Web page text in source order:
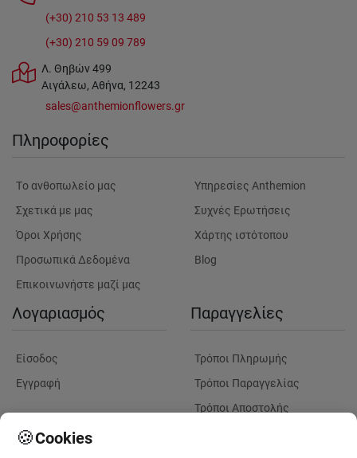
(+30) 210 53 13 489
(+30) 210 59 09 789
Λ. Θηβών 499
Αιγάλεω, Αθήνα, 12243
sales@anthemionflowers.gr
Πληροφορίες
Tο ανθοπωλείο μας
Σχετικά με μας
Όροι Χρήσης
Προσωπικά Δεδομένα
Επικοινωνήστε μαζί μας
Υπηρεσίες Anthemion
Συχνές Ερωτήσεις
Χάρτης ιστότοπου
Blog
Λογαριασμός
Είσοδος
Εγγραφή
Λουλούδια
Παραγγελίες
Τρόποι Πληρωμής
Τρόποι Παραγγελίας
Τρόποι Αποστολής
🍪Cookies